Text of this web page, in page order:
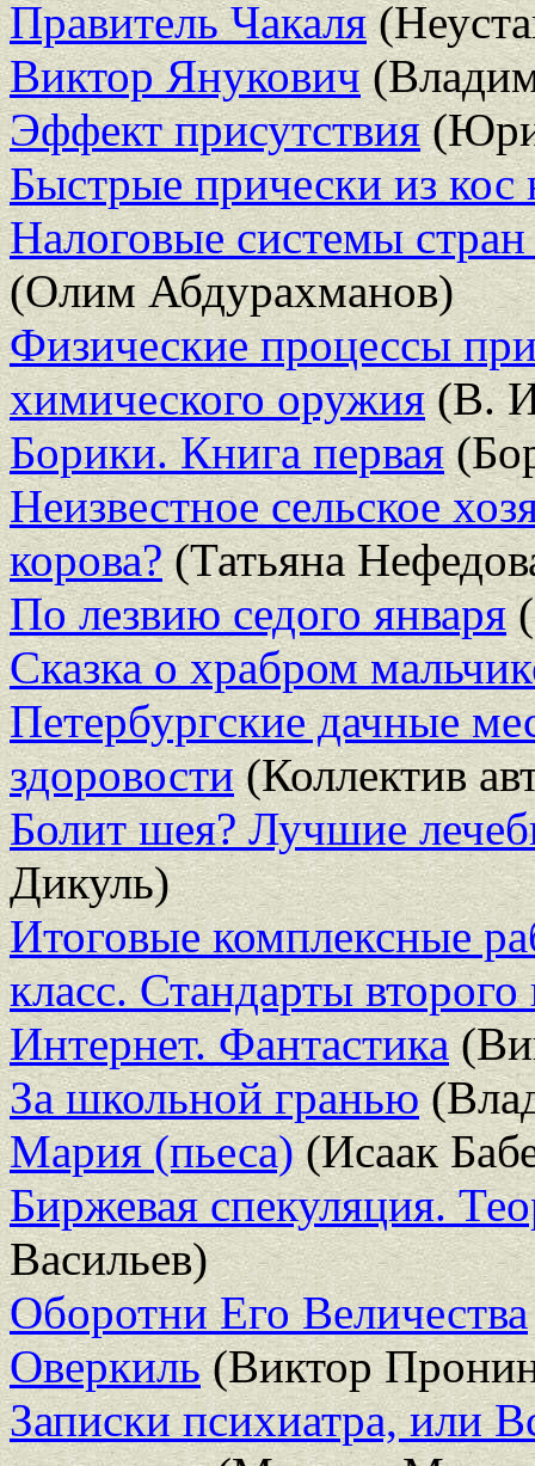
Правитель Чакаля
Виктор Янукович
Эффект присутствия
Быстрые прически из
Налоговые системы
(Олим Абдурахманов)
Физические процессы
химического оружия(В.
Борики. Книга первая
Неизвестное сельское
корова?(Татьяна
По лезвию седого января
Сказка о храбром
Петербургские дачные
здоровости(Коллектив
Болит шея? Лучшие
Дикуль)
Итоговые комплексные
класс. Стандарты
Интернет. Фантастика
За школьной гранью
Мария (пьеса)(Исаак
Биржевая спекуляция.
Васильев)
Оборотни Его Величества
Оверкиль(Виктор
Записки психиатра, или